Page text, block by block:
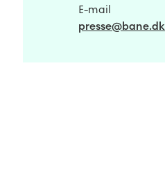
E-mail
presse@bane.dk